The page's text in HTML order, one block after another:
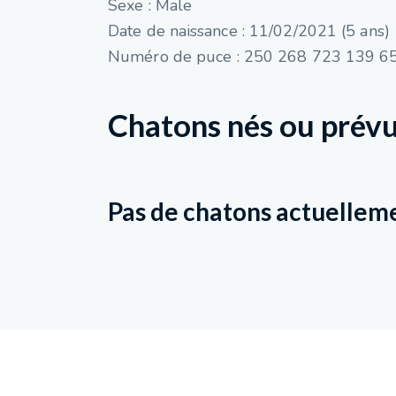
Sexe : Male
Date de naissance : 11/02/2021 (5 ans)
Numéro de puce : 250 268 723 139
Chatons nés ou
Pas de chatons